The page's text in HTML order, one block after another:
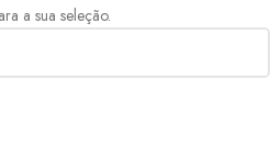
a sua seleção.